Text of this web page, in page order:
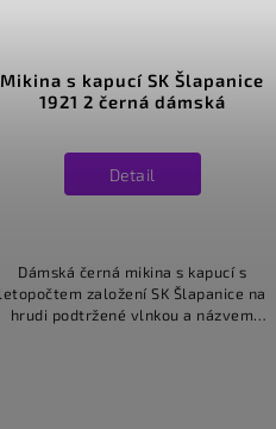
Mikina s kapucí SK Šlapanice
1921 2 černá dámská
Detail
Dámská černá mikina s kapucí s
letopočtem založení SK Šlapanice na
hrudi podtržené vlnkou a názvem